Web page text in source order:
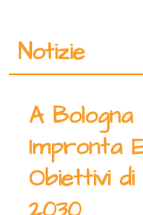
Notizie
A
Impronta
Obiettivi